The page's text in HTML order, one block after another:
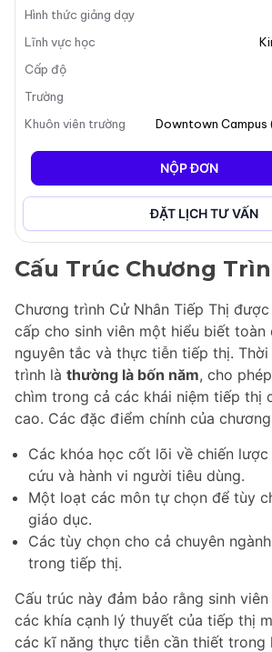
quyết vấn đề, làm việc với dữ liệu
người. Bằng cấp này là cần thiết cho
của tất cả các doanh nghiệp, vì nó
năng phân tích với sự sáng tạo.
vào các khóa học cốt lõi bao gồm
nghiên cứu tiếp thị và hành vi người
hơn về sở thích cá nhân. Chương
dạng cả chuyên ngành và chuyên
nền giáo dục toàn diện cân bằng
thuyết và ứng dụng thực tiễn.
Cấu Trúc Chương
Chương trình Cử Nhân Tiếp Thị
cấp cho sinh viên một hiểu biết toàn
nguyên tắc và thực tiễn tiếp thị.
trình là thường là bốn năm, cho
chìm trong cả các khái niệm tiếp thị
cao. Các đặc điểm chính của
Các khóa học cốt lõi về chiến
cứu và hành vi người tiêu dùng.
Một loạt các môn tự chọn để tùy
giáo dục.
Các tùy chọn cho cả chuyên
trong tiếp thị.
Cấu trúc này đảm bảo rằng sinh
các khía cạnh lý thuyết của tiếp thị
các kĩ năng thực tiễn cần thiết trong
Hình thức giảng dạy
Lĩnh vực học
Cấp độ
Trường
Khuôn viên trường
Downtown Campus
NỘP ĐƠN
ĐẶT LỊCH TƯ VẤN